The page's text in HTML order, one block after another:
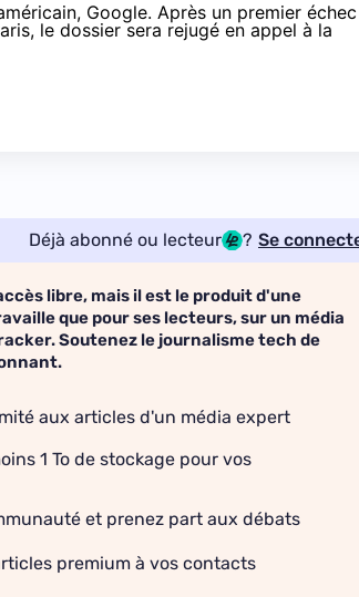
Google. Après un premier échec
, le dossier sera rejugé en appel à la
Déjà abonné ou lecteur ? Se
libre, mais il est le produit d'une
que pour ses lecteurs, sur un média
Soutenez le journalisme tech de
aux articles d'un média expert
1 To de stockage pour vos
et prenez part aux débats
premium à vos contacts